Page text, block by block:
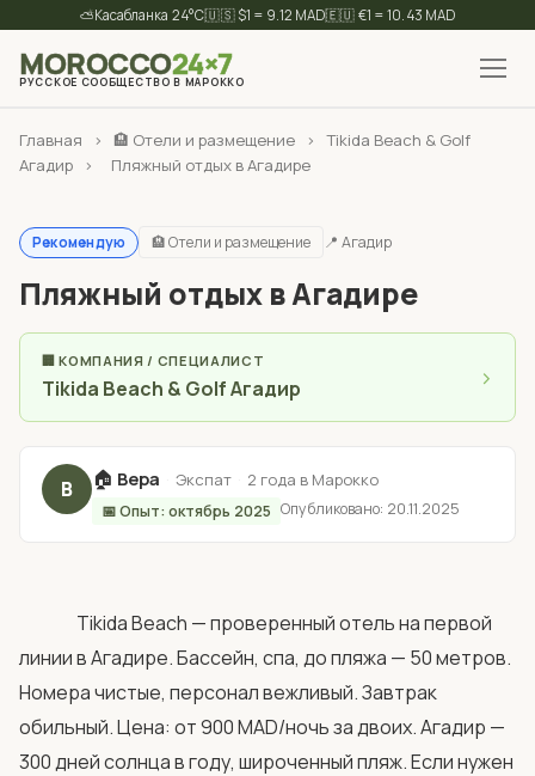
⛅ 24°C🇺🇸 $1 = 9.12 MAD🇪🇺 €1 = 10.43 MAD
MOROCCO24×7
РУССКОЕ СООБЩЕСТВО В МАРОККО
Найти
Главная › 🏨 Отели и размещение ›
Tikida Beach & Golf
Агадир
› Пляжный отдых в Агадире
Рекомендую 🏨 Отели и размещение 📍 Агадир
Пляжный отдых в Агадире
🏢 КОМПАНИЯ / СПЕЦИАЛИСТ
Tikida Beach & Golf Агадир ›
В 🏠 Вера Экспат 2 года в Марокко
📅 Опыт: октябрь 2025 Опубликовано: 20.11.2025
линии в Агадире. Бассейн, спа, до пляжа — 50 метров.
Номера чистые, персонал вежливый. Завтрак
обильный. Цена: от 900 MAD/ночь за двоих. Агадир —
300 дней солнца в году, широченный пляж. Если нужен